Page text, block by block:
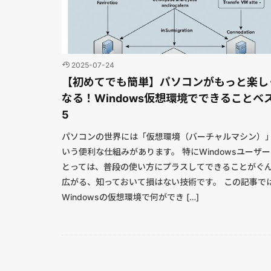
2025-07-24
【初めてでも簡単】パソコンがもっと楽し
なる！Windows仮想環境でできることベ
5
パソコンの世界には「仮想環境（バーチャルマシン）
いう便利な仕組みがあります。 特にWindowsユーザ
とっては、普段の使い方にプラスしてできることがぐ
広がる、知っておいて損はない技術です。 この記事で
Windowsの仮想環境で何ができ […]